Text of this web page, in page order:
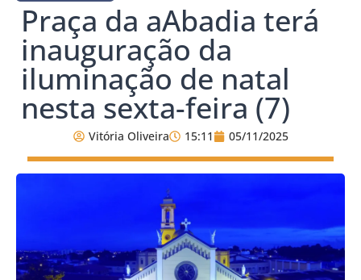
Praça da aAbadia terá
inauguração da
iluminação de natal
nesta sexta-feira (7)
Vitória Oliveira 15:11 05/11/2025